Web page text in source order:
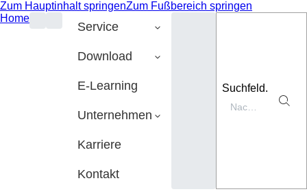
Zum Hauptinhalt springenZum Fußbereich springen
Home
Service
Download
E-Learning
Unternehmen
Karriere
Kontakt
Suchfeld.